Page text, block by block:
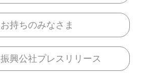
持ちのみなさま
興公社プレスリリース